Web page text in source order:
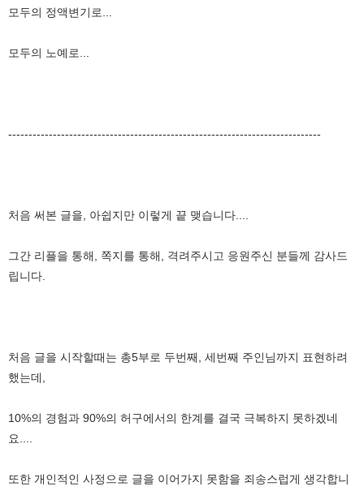
모두의 정액변기로...
모두의 노예로...
-----------------------------------------------------------------------------
처음 써본 글을, 아쉽지만 이렇게 끝 맺습니다....
그간 리플을 통해, 쪽지를 통해, 격려주시고 응원주신 분들께 감사드
립니다.
처음 글을 시작할때는 총5부로 두번째, 세번째 주인님까지 표현하려
했는데,
10%의 경험과 90%의 허구에서의 한계를 결국 극복하지 못하겠네
요....
또한 개인적인 사정으로 글을 이어가지 못함을 죄송스럽게 생각합니